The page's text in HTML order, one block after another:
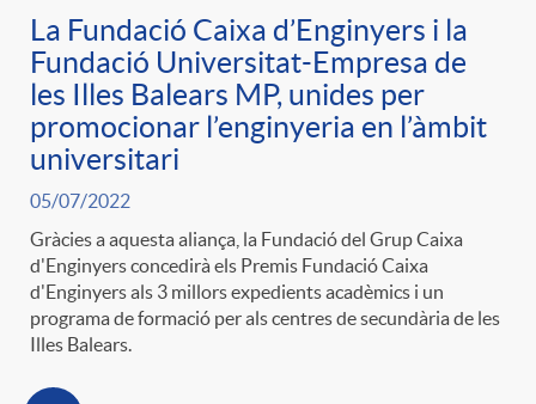
La Fundació Caixa d’Enginyers i la
Fundació Universitat-Empresa de
les Illes Balears MP, unides per
promocionar l’enginyeria en l’àmbit
universitari
05/07/2022
Gràcies a aquesta aliança, la Fundació del Grup Caixa
d'Enginyers concedirà els Premis Fundació Caixa
d'Enginyers als 3 millors expedients acadèmics i un
programa de formació per als centres de secundària de les
Illes Balears.